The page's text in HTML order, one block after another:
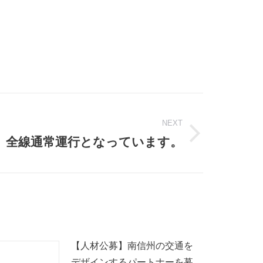
NEXT
線通常運行となっています。
【人材公募】南信州の交通を